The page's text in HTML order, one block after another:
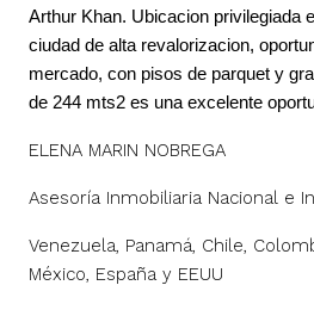
Arthur Khan. Ubicacion privilegiada
ciudad de alta revalorizacion,
mercado, con pisos de parquet y
de 244 mts2 es una excelente
ELENA MARIN NOBREGA
Asesoría Inmobiliaria Nacional e
Venezuela, Panamá, Chile,
México, España y EEUU